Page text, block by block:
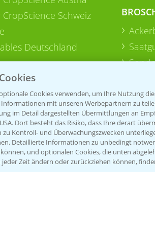
CropScience Schweiz
Deutschland
Cookies verwenden, um Ihre Nutzung
mit unseren Werbepartnern zu
im Detail dargestellten Übermittlungen an
Dort besteht das Risiko, dass Ihre derart
Kontroll- und Überwachungszwecken
Detaillierte Informationen zu unbedingt
und optionalen Cookies, die unten
Zeit ändern oder zurückziehen können,